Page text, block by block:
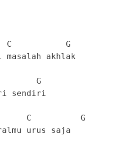
G
akhlak
G
sendiri
G
urus saja